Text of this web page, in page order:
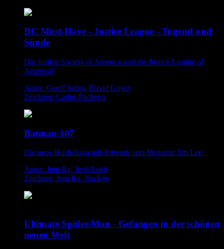
DC Must-Have - Justice League - Tugend und
Sünde
Die Justice Society of America und die Justice League of
America!
Autor: Geoff Johns, David Goyer
Zeichner: Carlos Pacheco
Batman 107
Die neue Hush-Saga mit Artwork von Megastar Jim Lee!
Autor: Juni Ba, Jeph Loeb
Zeichner: Juni Ba, Jim Lee
Ultimate Spider-Man - Gefangen in der schönen
neuen Welt